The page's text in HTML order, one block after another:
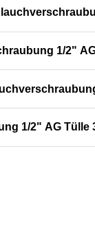
1/2"
1/2" AG Tülle